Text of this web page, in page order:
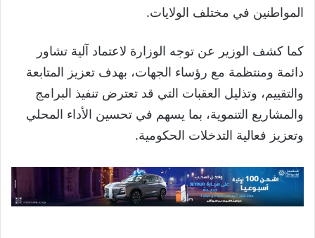
المواطنين في مختلف الولايات.
كما كشف الوزير عن توجه الوزارة لاعتماد آلية تشاور
دائمة ومنتظمة مع رؤساء الجهات، بهدف تعزيز المتابعة
والتقييم، وتذليل العقبات التي قد تعترض تنفيذ البرامج
والمشاريع التنموية، بما يسهم في تحسين الأداء المحلي
وتعزيز فعالية التدخلات الحكومية.